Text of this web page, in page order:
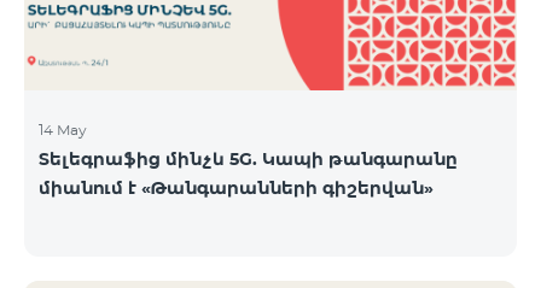
14 May
Տելեգրաֆից մինչև 5G. Կապի թանգարանը
միանում է «Թանգարանների գիշերվան»